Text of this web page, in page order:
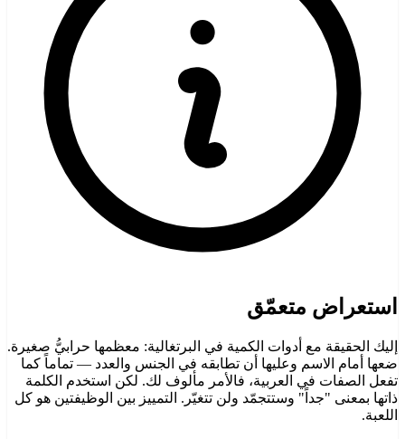
استعراض متعمّق
إليك الحقيقة مع أدوات الكمية في البرتغالية: معظمها حرابيُّ صغيرة.
ضعها أمام الاسم وعليها أن تطابقه في الجنس والعدد — تماماً كما
تفعل الصفات في العربية، فالأمر مألوف لك. لكن استخدم الكلمة
ذاتها بمعنى "جداً" وستتجمّد ولن تتغيّر. التمييز بين الوظيفتين هو كل
اللعبة.